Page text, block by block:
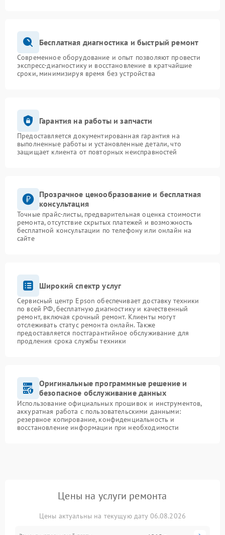
Бесплатная диагностика и быстрый ремонт
Современное оборудование и опыт позволяют провести
экспресс-диагностику и восстановление в кратчайшие
сроки, минимизируя время без устройства
Гарантия на работы и запчасти
Предоставляется документированная гарантия на
выполненные работы и установленные детали, что
защищает клиента от повторных неисправностей
Прозрачное ценообразование и бесплатная
консультация
Точные прайс-листы, предварительная оценка стоимости
ремонта, отсутствие скрытых платежей и возможность
бесплатной консультации по телефону или онлайн на
сайте
Широкий спектр услуг
Сервисный центр Epson обеспечивает доставку техники
по всей РФ, бесплатную диагностику и качественный
ремонт, включая срочный ремонт. Клиенты могут
отслеживать статус ремонта онлайн. Также
предоставляется постгарантийное обслуживание для
продления срока службы техники
Оригинальные программные решение и
безопасное обслуживание данных
Использование официальных прошивок и инструментов,
аккуратная работа с пользовательскими данными:
резервное копирование, конфиденциальность и
восстановление информации при необходимости
Цены на услуги ремонта
Цены актуальны на текущую дату 06.08.2026